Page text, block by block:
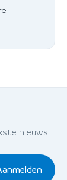
nieuws